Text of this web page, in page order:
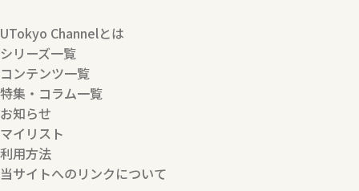
UTokyo Channelとは
シリーズ一覧
コンテンツ一覧
特集・コラム一覧
お知らせ
マイリスト
利用方法
当サイトへのリンクについて